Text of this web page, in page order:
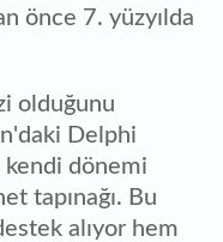
önce 7. yüzyılda
olduğunu
Delphi
kendi dönemi
tapınağı. Bu
alıyor hem